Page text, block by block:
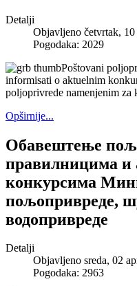
Detalji
Objavljeno četvrtak,
Pogodaka: 2029
Poštovani
informisati o aktuelnim
poljoprivrede namenjenim
Opširnije...
Обавештење
правилницима и
конкурсима
пољопривреде,
водопривреде
Detalji
Objavljeno sreda, 02
Pogodaka: 2963